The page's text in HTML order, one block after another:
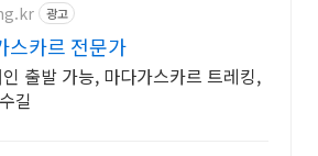
광고
스카르 전문가
출발 가능, 마다가스카르 트레킹,
길